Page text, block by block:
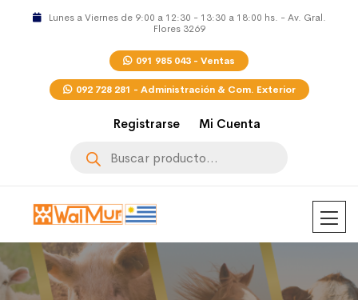
Lunes a Viernes de 9:00 a 12:30 - 13:30 a 18:00 hs. - Av. Gral.
Flores 3269
091 985 043 - Ventas
092 728 281 - Administración & Com. Exterior
Registrarse Mi Cuenta